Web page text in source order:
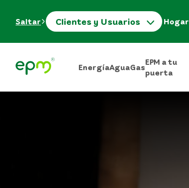
Saltar Clientes y Usuarios Hogar
EnergíaAguaGas
EPM a tu
puerta